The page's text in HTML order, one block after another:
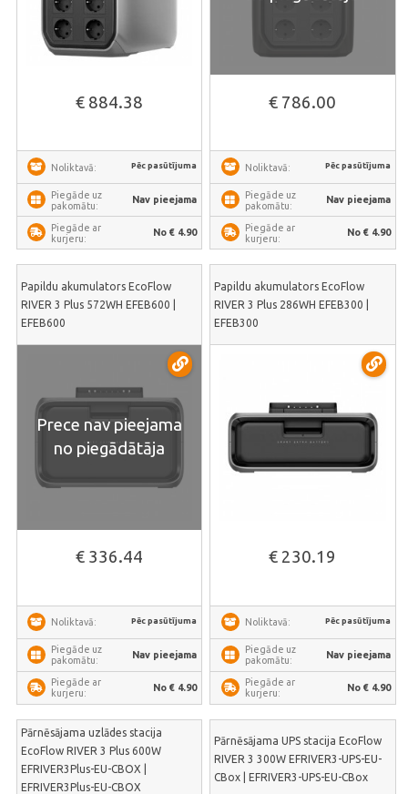
€ 884.38
Noliktavā: Pēc pasūtījuma
Piegāde uz
pakomātu:
Nav pieejama
Piegāde ar
kurjeru:
No € 4.90
€ 786.00
Noliktavā: Pēc pasūtījuma
Piegāde uz
pakomātu:
Nav pieejama
Piegāde ar
kurjeru:
No € 4.90
Papildu akumulators EcoFlow
RIVER 3 Plus 572WH EFEB600 |
EFEB600
Prece nav pieejama
no piegādātāja
€ 336.44
Noliktavā: Pēc pasūtījuma
Piegāde uz
pakomātu:
Nav pieejama
Piegāde ar
kurjeru:
No € 4.90
Papildu akumulators EcoFlow
RIVER 3 Plus 286WH EFEB300 |
EFEB300
€ 230.19
Noliktavā: Pēc pasūtījuma
Piegāde uz
pakomātu:
Nav pieejama
Piegāde ar
kurjeru:
No € 4.90
Pārnēsājama uzlādes stacija
EcoFlow RIVER 3 Plus 600W
EFRIVER3Plus-EU-CBOX |
EFRIVER3Plus-EU-CBOX
Pārnēsājama UPS stacija EcoFlow
RIVER 3 300W EFRIVER3-UPS-EU-
CBox | EFRIVER3-UPS-EU-CBox